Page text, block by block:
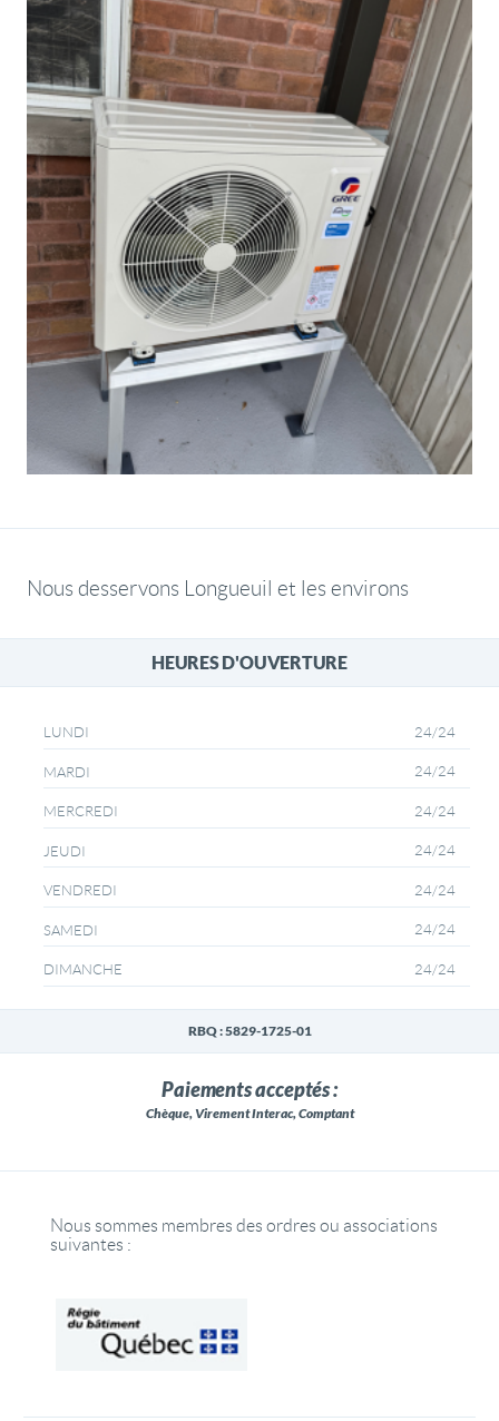
Nous desservons Longueuil et les environs
HEURES D'OUVERTURE
LUNDI 24/24
MARDI 24/24
MERCREDI 24/24
JEUDI 24/24
VENDREDI 24/24
SAMEDI 24/24
DIMANCHE 24/24
RBQ : 5829-1725-01
Paiements acceptés :
Chèque, Virement Interac, Comptant
Nous sommes membres des ordres ou associations
suivantes :